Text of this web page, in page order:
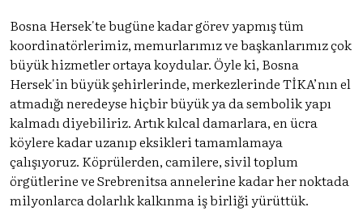
Bosna Hersek'te bugüne kadar görev yapmış tüm
koordinatörlerimiz, memurlarımız ve başkanlarımız çok
büyük hizmetler ortaya koydular. Öyle ki, Bosna
Hersek'in büyük şehirlerinde, merkezlerinde TİKA’nın el
atmadığı neredeyse hiçbir büyük ya da sembolik yapı
kalmadı diyebiliriz. Artık kılcal damarlara, en ücra
köylere kadar uzanıp eksikleri tamamlamaya
çalışıyoruz. Köprülerden, camilere, sivil toplum
örgütlerine ve Srebrenitsa annelerine kadar her noktada
milyonlarca dolarlık kalkınma iş birliği yürüttük.